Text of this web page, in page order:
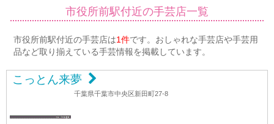
市役所前駅付近の手芸店一覧
市役所前駅付近の手芸店は1件です。おしゃれな手芸店や手芸用
品など取り揃えている手芸情報を掲載しています。
こっとん来夢
千葉県千葉市中央区新田町27-8